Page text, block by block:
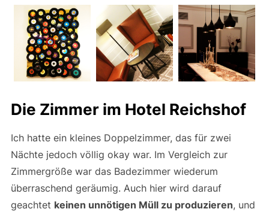
Die Zimmer im Hotel Reichshof
Ich hatte ein kleines Doppelzimmer, das für zwei
Nächte jedoch völlig okay war. Im Vergleich zur
Zimmergröße war das Badezimmer wiederum
überraschend geräumig. Auch hier wird darauf
geachtet keinen unnötigen Müll zu produzieren, und